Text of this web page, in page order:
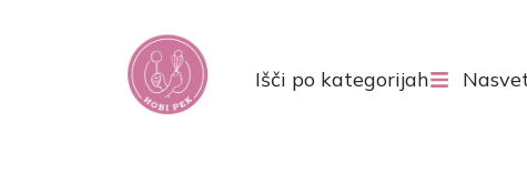
Išči po kategorijah